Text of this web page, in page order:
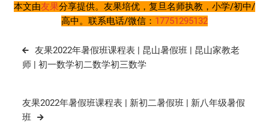
本文由友果分享提供。友果培优，复旦名师执教，小学/初中/
高中。联系电话/微信： 17751295132
文
章
航
友果2022年暑假班课程表 | 昆山暑假班 | 昆山家教老
师 | 初一数学初二数学初三数学
友果2022年暑假班课程表 | 新初二暑假班 | 新八年级暑假
班